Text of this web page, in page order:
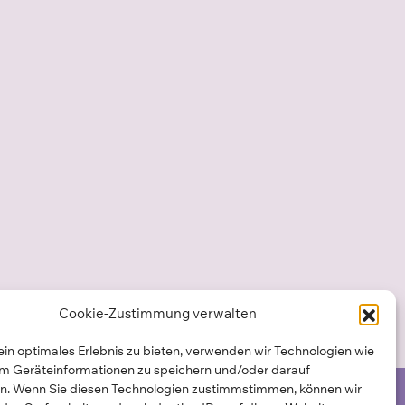
Cookie-Zustimmung verwalten
optimales Erlebnis zu bieten, verwenden wir Technologien wie
Geräteinformationen zu speichern und/oder darauf
Wenn Sie diesen Technologien zustimmstimmen, können wir